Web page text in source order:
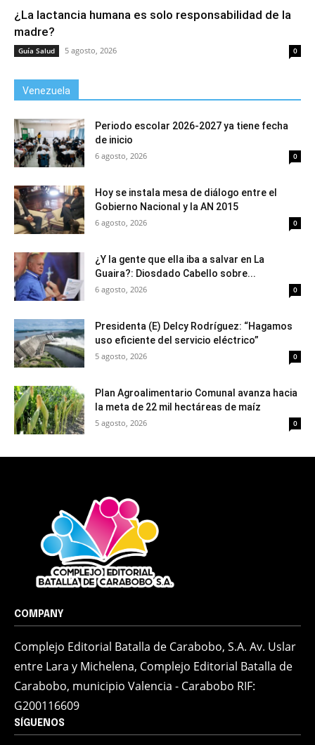
¿La lactancia humana es solo responsabilidad de la
madre?
Guía Salud 5 agosto, 2026 0
Venezuela
Periodo escolar 2026-2027 ya tiene fecha
de inicio
6 agosto, 2026 0
Hoy se instala mesa de diálogo entre el
Gobierno Nacional y la AN 2015
6 agosto, 2026 0
¿Y la gente que ella iba a salvar en La
Guaira?: Diosdado Cabello sobre...
6 agosto, 2026 0
Presidenta (E) Delcy Rodríguez: “Hagamos
uso eficiente del servicio eléctrico”
5 agosto, 2026 0
Plan Agroalimentario Comunal avanza hacia
la meta de 22 mil hectáreas de maíz
5 agosto, 2026 0
COMPANY
Complejo Editorial Batalla de Carabobo, S.A. Av. Uslar
entre Lara y Michelena, Complejo Editorial Batalla de
Carabobo, municipio Valencia - Carabobo RIF:
G200116609
SÍGUENOS